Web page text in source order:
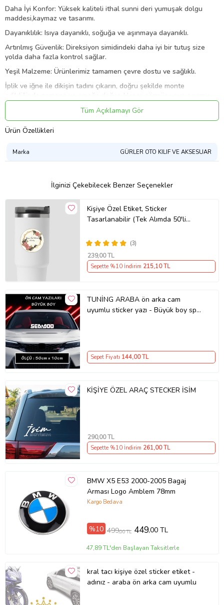
Daha İyi Konfor: Yüksek kaliteli ithal sunni deri yumuşak dolgu
maddesi,kaymaz ve tasarımı.
Dayanıklılık: Isıya dayanıklı, soğuğa ve aşınmaya dayanıklı.
Artırılmış Güvenlik: Direksiyon simidindeki daha iyi bir tutuş size
yolda daha fazla kontrol sağlar.
Yeşil Malzeme: Ürünlerimiz tamamen çevre dostu ve sağlıklı.
İplik ve iğne ile dikişin tadını çıkarın, doğru şekilde monte
orijinal fabrika deri kaplı direksiyon simidlerini değiştirmek için
Paket içeriği:
kcm79899043
Tüm Açıklamayı Gör
Ürün Özellikleri
Marka GÜRLER OTO KILIF VE AKSESUAR
İlginizi Çekebilecek Benzer Seçenekler
Kişiye Özel Etiket, Sticker
Tasarlanabilir (Tek Alımda 50'li
(3)
239,00 TL
Sepette %10 İndirim 215,10 TL
TUNİNG ARABA ön arka cam
uyumlu sticker yazı - Büyük boy spor
Sepet Fiyatı 144,00 TL
KİŞİYE ÖZEL ARAÇ STECKER İSİM
290,00 TL
Sepette %10 İndirim 261,00 TL
BMW X5 E53 2000-2005 Bagaj
Arması Logo Amblem 78mm
Kargo Bedava
%10 499,00 TL 449,00 TL
47,89 TL'den Başlayan Taksitlerle
kral tacı kişiye özel sticker etiket -
adınız - araba ön arka cam uyumlu